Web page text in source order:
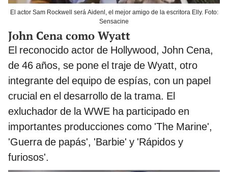
El actor Sam Rockwell será Aidenl, el mejor amigo de la escritora Elly. Foto:
Sensacine
John Cena como Wyatt
El reconocido actor de Hollywood, John Cena,
de 46 años, se pone el traje de Wyatt, otro
integrante del equipo de espías, con un papel
crucial en el desarrollo de la trama. El
exluchador de la WWE ha participado en
importantes producciones como 'The Marine',
'Guerra de papás', 'Barbie' y 'Rápidos y
furiosos'.